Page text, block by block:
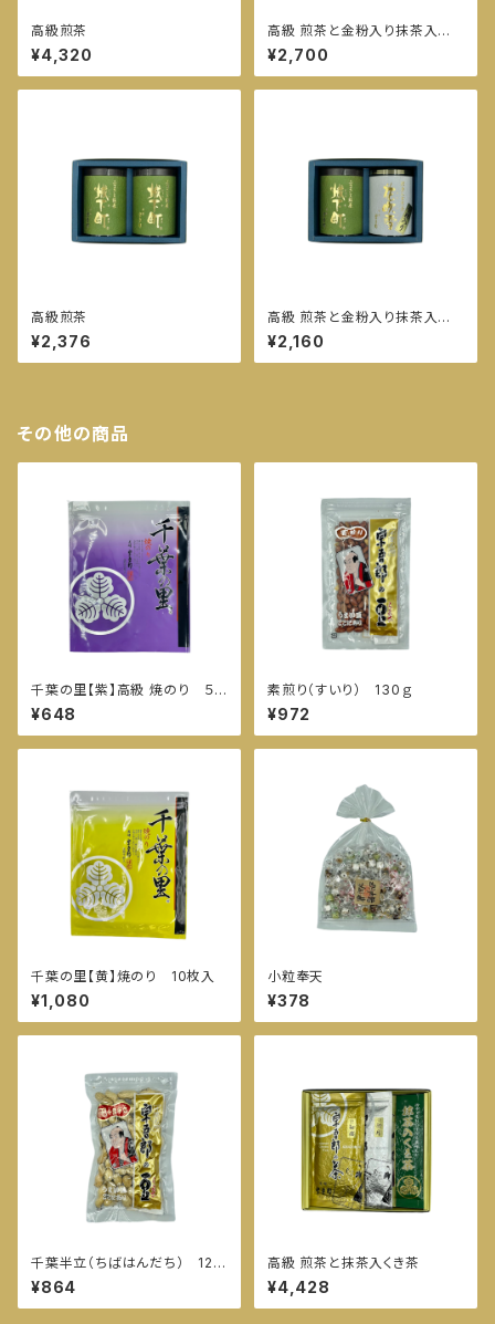
高級煎茶
¥4,320
高級 煎茶と金粉入り抹茶入玄
米茶
¥2,700
高級煎茶
¥2,376
高級 煎茶と金粉入り抹茶入玄
米茶
¥2,160
その他の商品
千葉の里【紫】高級 焼のり ５
枚入
¥648
素煎り（すいり） 130ｇ
¥972
千葉の里【黄】焼のり 10枚入
¥1,080
小粒奉天
¥378
千葉半立（ちばはんだち） 120
ｇ
¥864
高級 煎茶と抹茶入くき茶
¥4,428